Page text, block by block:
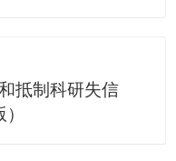
抵制科研失信